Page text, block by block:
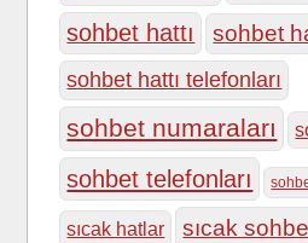
sohbet hattı sohbet
sohbet hattı telefonları
sohbet numaraları
sohbet telefonları
sıcak hatlar sıcak